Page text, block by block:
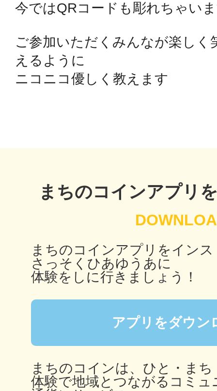
今ではQRコードも彫れちゃい
ご参加いただくみんなが楽しく
えるように
ニコニコ優しく教えます
まちのコインアプリ
まちのコインアプリをイン
さっそくひあゆうあに
体験をしに行きましょう！
アプリをダウン
まちのコインは、ひと・ま
体験で地域とつながるコミュ
日立
まちのコイン
お問い合わせ